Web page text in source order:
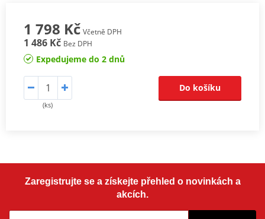
1 798 Kč Včetně DPH
1 486 Kč Bez DPH
Expedujeme do 2 dnů
(ks)
Do košíku
Zaregistrujte se a získejte přehled o novinkách a
akcích.